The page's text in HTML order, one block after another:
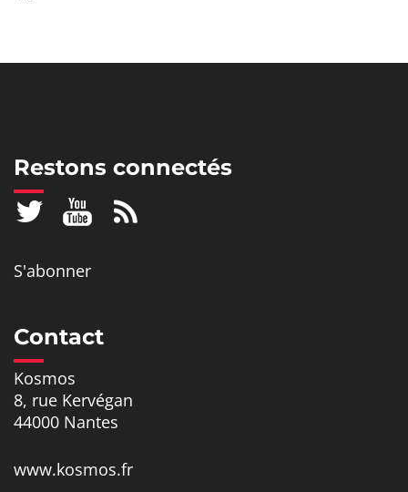
Restons connectés
S'abonner
Contact
Kosmos
8, rue Kervégan
44000 Nantes
www.kosmos.fr